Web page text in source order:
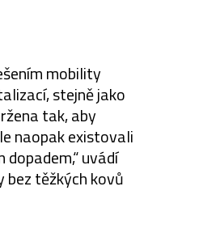
mobility
stejně jako
tak, aby
naopak existovali
uvádí
těžkých kovů